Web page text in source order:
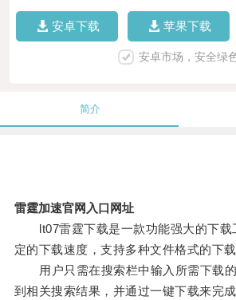
安卓下载 苹果下载
安卓市场，安全绿
简介
雷霆加速官网入口网址
lt07雷霆下载是一款功能强大的下载
定的下载速度，支持多种文件格式的下载
用户只需在搜索栏中输入所需下载的
到相关搜索结果，并通过一键下载来完成